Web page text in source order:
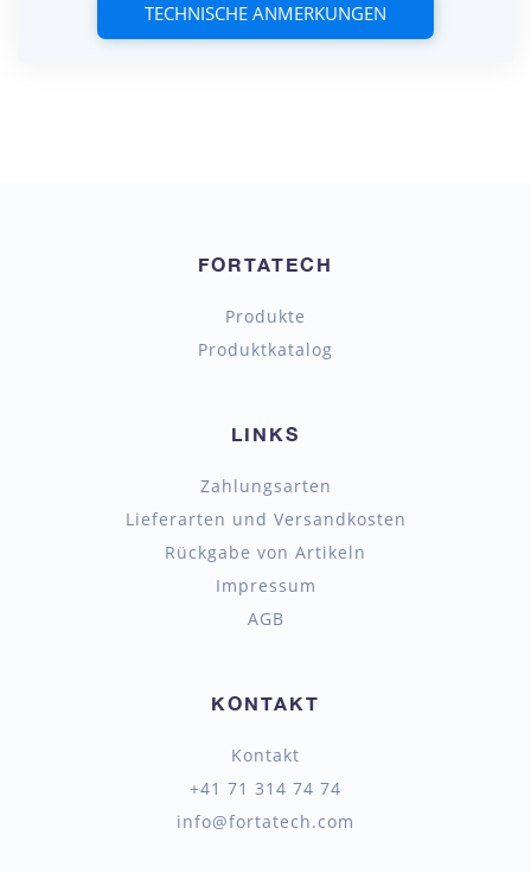
TECHNISCHE ANMERKUNGEN
FORTATECH
Produkte
Produktkatalog
LINKS
Zahlungsarten
Lieferarten und Versandkosten
Rückgabe von Artikeln
Impressum
AGB
KONTAKT
Kontakt
+41 71 314 74 74
info@fortatech.com